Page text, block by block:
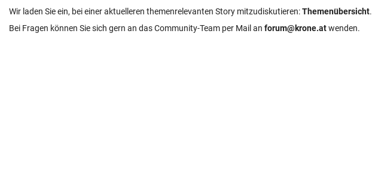
Wir laden Sie ein, bei einer aktuelleren themenrelevanten Story mitzudiskutieren:Themenübersicht.
Bei Fragen können Sie sich gern an das Community-Team per Mail an forum@krone.atwenden.